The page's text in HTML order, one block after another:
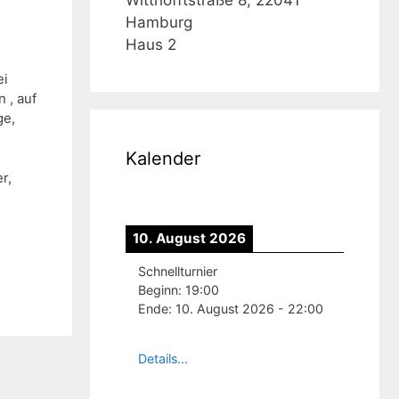
, auf
Hamburg
Haus 2
Kalender
10. August 2026
Schnellturnier
Beginn: 19:00
Ende: 10. August 2026 - 22:00
Details...